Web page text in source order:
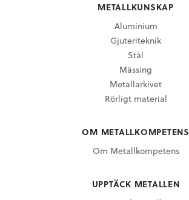
METALLKUNSKAP
Aluminium
Gjuteriteknik
Stål
Mässing
Metallarkivet
Rörligt material
OM METALLKOMPETENS
Om Metallkompetens
UPPTÄCK METALLEN